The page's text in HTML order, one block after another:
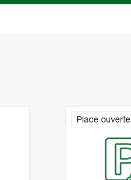
Place ouverte
Image